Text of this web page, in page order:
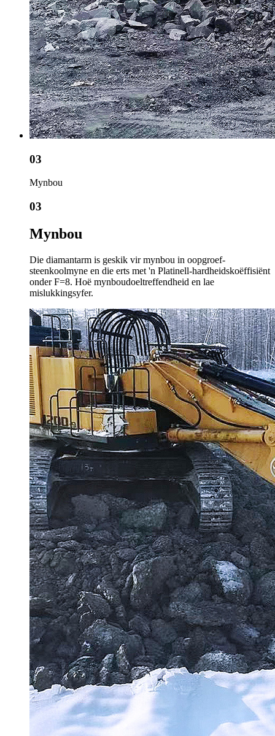
03
Mynbou
03
Mynbou
Die diamantarm is geskik vir mynbou in oopgroef-
steenkoolmyne en die erts met 'n Platinell-hardheidskoëffisiënt
onder F=8. Hoë mynboudoeltreffendheid en lae
mislukkingsyfer.